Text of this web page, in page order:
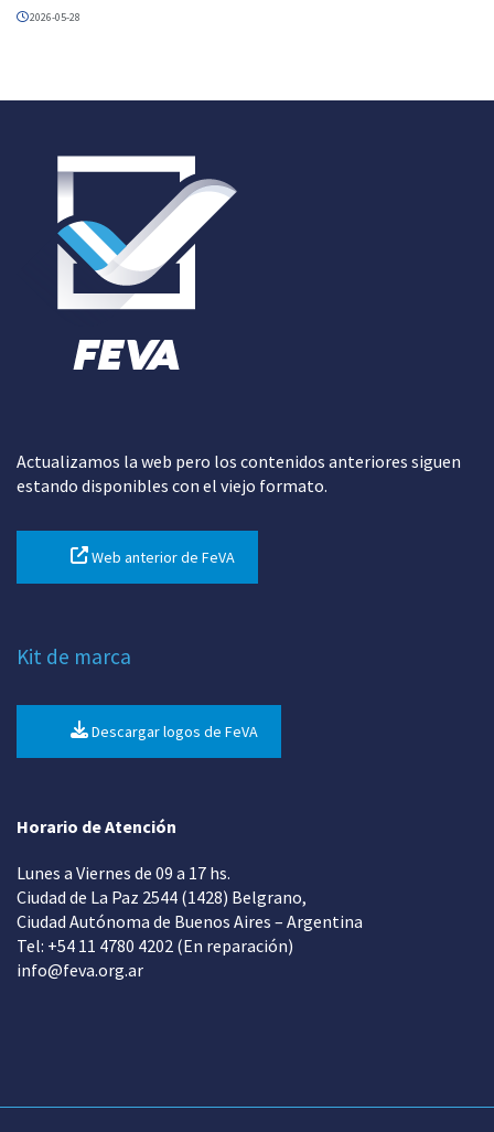
2026-05-28
Actualizamos la web pero los contenidos anteriores siguen
estando disponibles con el viejo formato.
Web anterior de FeVA
Kit de marca
Descargar logos de FeVA
Horario de Atención
Lunes a Viernes de 09 a 17 hs.
Ciudad de La Paz 2544 (1428) Belgrano,
Ciudad Autónoma de Buenos Aires – Argentina
Tel: +54 11 4780 4202 (En reparación)
info@feva.org.ar